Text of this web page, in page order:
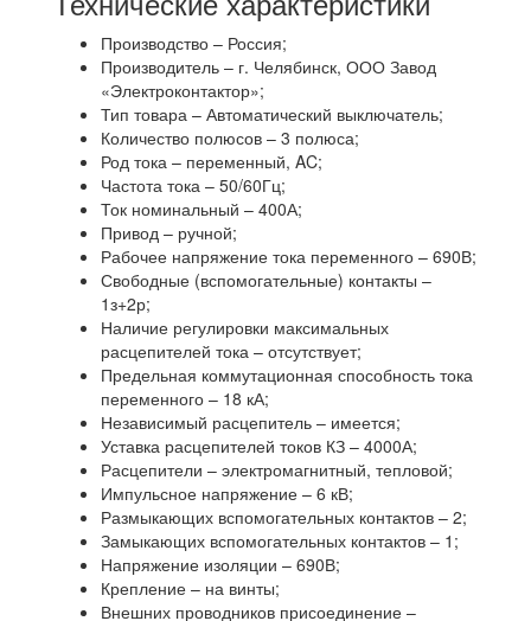
Производство – Россия;
Производитель – г. Челябинск, ООО Завод
«Электроконтактор»;
Тип товара – Автоматический выключатель;
Количество полюсов – 3 полюса;
Род тока – переменный, AC;
Частота тока – 50/60Гц;
Ток номинальный – 400А;
Привод – ручной;
Рабочее напряжение тока переменного – 690В;
Свободные (вспомогательные) контакты –
1з+2р;
Наличие регулировки максимальных
расцепителей тока – отсутствует;
Предельная коммутационная способность тока
переменного – 18 кА;
Независимый расцепитель – имеется;
Уставка расцепителей токов КЗ – 4000А;
Расцепители – электромагнитный, тепловой;
Импульсное напряжение – 6 кВ;
Размыкающих вспомогательных контактов – 2;
Замыкающих вспомогательных контактов – 1;
Напряжение изоляции – 690В;
Крепление – на винты;
Внешних проводников присоединение –